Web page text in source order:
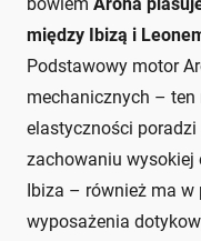
bowiem Arona
między Ibizą i
Podstawowy motor
mechanicznych –
elastyczności
zachowaniu wysokiej
Ibiza – również ma
wyposażenia